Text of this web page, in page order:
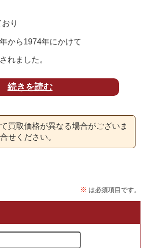
り
から1974年にかけて
れました。
ある当店にて
紙を網羅した本を
。
した書籍は
続きを読む
買取価格が異なる場合がございま
せください。